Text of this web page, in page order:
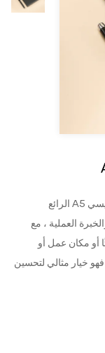
تم تصميم هذا "الكمبيوتر المحمول الكابل المغناطيسي A5 الرائع
العملية ، مع
أو مكان عمل أو
خيار مثالي لتحسين